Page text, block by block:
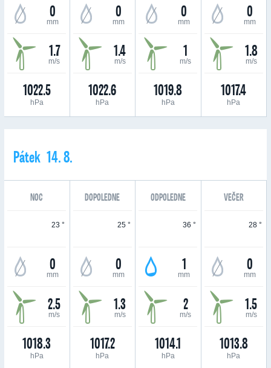
0
mm
1.7
m/s
1022.5
hPa
0
mm
1.4
m/s
1022.6
hPa
0
mm
1
m/s
1019.8
hPa
0
mm
1.8
m/s
1017.4
hPa
Pátek 14. 8.
NOC DOPOLEDNE ODPOLEDNE VEČER
23 °
0
mm
2.5
m/s
1018.3
hPa
25 °
0
mm
1.3
m/s
1017.2
hPa
36 °
1
mm
2
m/s
1014.1
hPa
28 °
0
mm
1.5
m/s
1013.8
hPa